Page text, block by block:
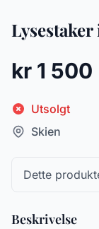
kr 1 500
Utsolgt
Skien
Dette
Beskrivelse